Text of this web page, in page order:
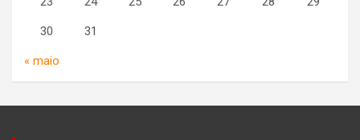
30 31
« maio